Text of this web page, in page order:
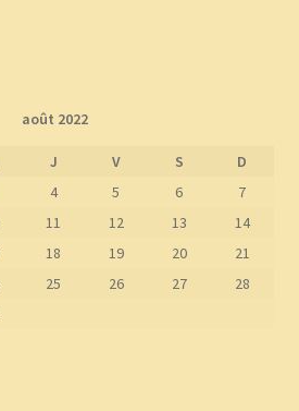
août 2022
J V S
D
4 5 6
7
11 12 13
14
18 19 20
21
25 26 27
28